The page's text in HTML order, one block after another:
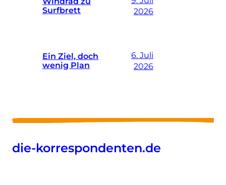
Surfbrett
2026
Ein Ziel, doch
wenig Plan
6. Juli
2026
die-korrespondenten.de